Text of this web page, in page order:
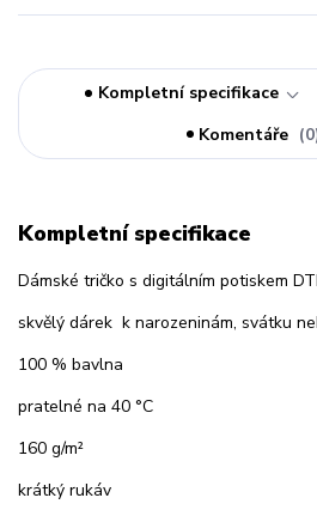
Kompletní specifikace
Komentáře
0
Kompletní specifikace
Dámské tričko s digitálním potiskem
skvělý dárek k narozeninám, svátku
100 % bavlna
pratelné na 40 °C
160 g/m²
krátký rukáv